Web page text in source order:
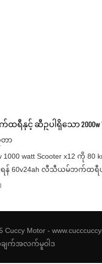
ဆီဥပါရှိသော 2000w
E Scooter X12
တာ
1000 watt Scooter x12 ကို
န် 60v24ah လီသီယမ်ဘက်ထရီပါ
ကို ရွေးချယ်ရန် အကြံပြုထား
စကူတာအား အားကစားနှင့်နေ့စ
းသည်။ လျှပ်စစ်စကူတာ x12 ကို
စ်နာရီ 50 ကီလိုမီတာဝန်း
Motor -
ျက်အလက်မူဝါဒ